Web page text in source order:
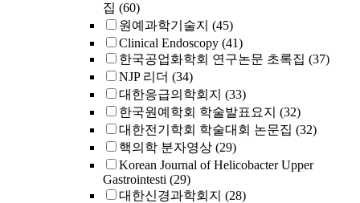
집 (60)
원예과학기술지 (45)
Clinical Endoscopy (41)
한국공업화학회 연구논문 초록집 (37)
NJP 리더 (34)
대한응급의학회지 (33)
한국원예학회 학술발표요지 (32)
대한전기학회 학술대회 논문집 (32)
핵의학 분자영상 (29)
Korean Journal of Helicobacter Upper
Gastrointesti (29)
대한신경과학회지 (28)